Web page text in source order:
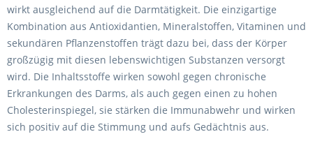
wirkt ausgleichend auf die Darmtätigkeit. Die einzigartige
Kombination aus Antioxidantien, Mineralstoffen, Vitaminen und
sekundären Pflanzenstoffen trägt dazu bei, dass der Körper
großzügig mit diesen lebenswichtigen Substanzen versorgt
wird. Die Inhaltsstoffe wirken sowohl gegen chronische
Erkrankungen des Darms, als auch gegen einen zu hohen
Cholesterinspiegel, sie stärken die Immunabwehr und wirken
sich positiv auf die Stimmung und aufs Gedächtnis aus.